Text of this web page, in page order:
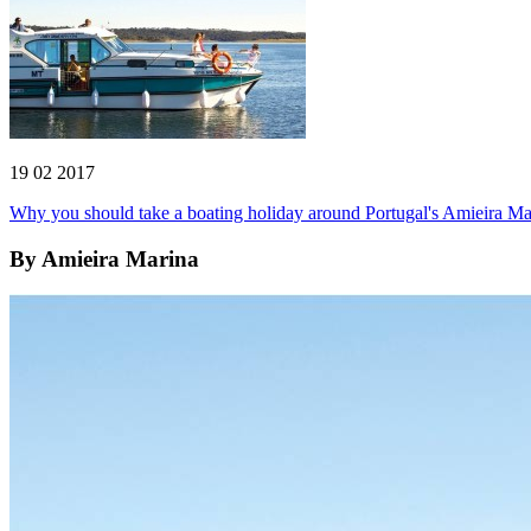
19 02 2017
Why you should take a boating holiday around Portugal's Amieira
By Amieira Marina